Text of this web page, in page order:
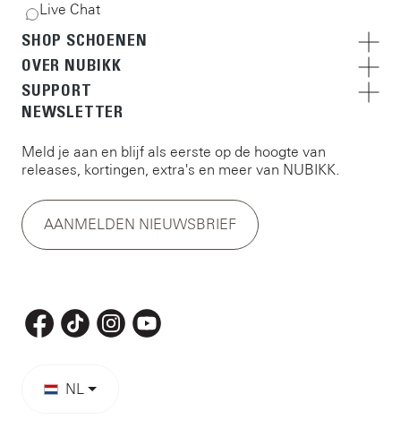
Live Chat
SHOP SCHOENEN
OVER NUBIKK
SUPPORT
NEWSLETTER
Meld je aan en blijf als eerste op de hoogte van
releases, kortingen, extra's en meer van NUBIKK.
AANMELDEN NIEUWSBRIEF
NL